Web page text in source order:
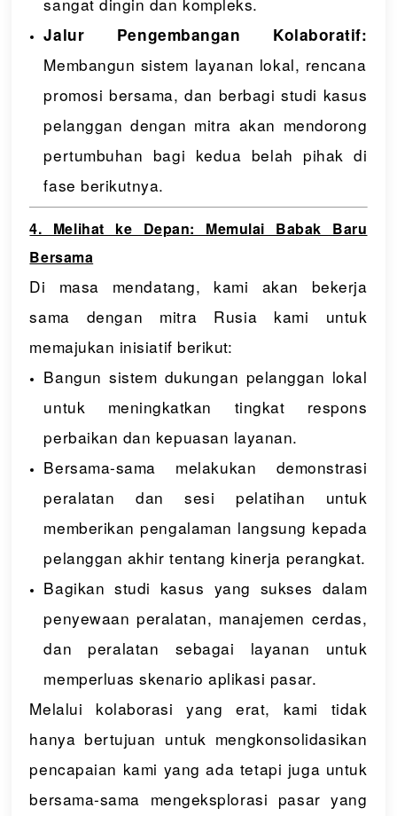
Jalur Pengembangan Kolaboratif:
Membangun sistem layanan lokal, rencana
promosi bersama, dan berbagi studi kasus
pelanggan dengan mitra akan mendorong
pertumbuhan bagi kedua belah pihak di
fase berikutnya.
4. Melihat ke Depan: Memulai Babak Baru
Bersama
Di masa mendatang, kami akan bekerja
sama dengan mitra Rusia kami untuk
memajukan inisiatif berikut:
Bangun sistem dukungan pelanggan lokal
untuk meningkatkan tingkat respons
perbaikan dan kepuasan layanan.
Bersama-sama melakukan demonstrasi
peralatan dan sesi pelatihan untuk
memberikan pengalaman langsung kepada
pelanggan akhir tentang kinerja perangkat.
Bagikan studi kasus yang sukses dalam
penyewaan peralatan, manajemen cerdas,
dan peralatan sebagai layanan untuk
memperluas skenario aplikasi pasar.
Melalui kolaborasi yang erat, kami tidak
hanya bertujuan untuk mengkonsolidasikan
pencapaian kami yang ada tetapi juga untuk
bersama-sama mengeksplorasi pasar yang